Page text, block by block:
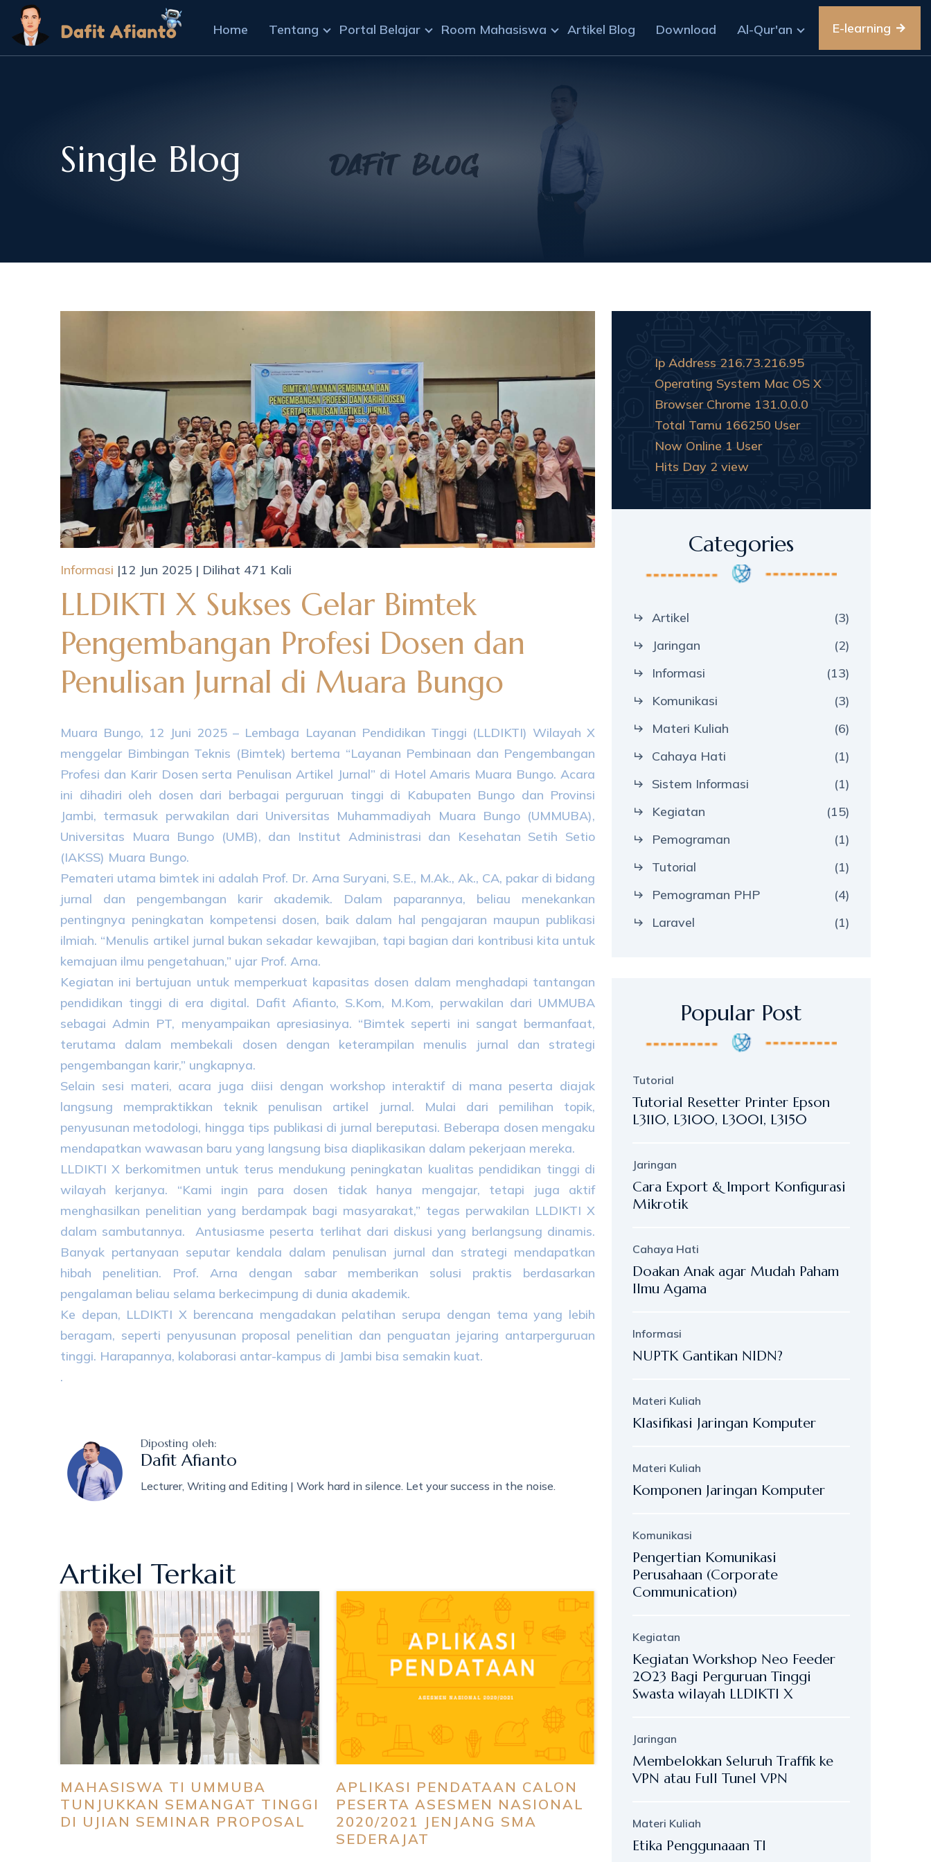
Home Tentang Portal Belajar Room Mahasiswa Artikel Blog Download Al-Qur'an E-learning
Single Blog
Informasi |12 Jun 2025 | Dilihat 471 Kali
LLDIKTI X Sukses Gelar Bimtek
Pengembangan Profesi Dosen dan
Penulisan Jurnal di Muara Bungo
Muara Bungo, 12 Juni 2025 – Lembaga Layanan Pendidikan Tinggi (LLDIKTI) Wilayah X
menggelar Bimbingan Teknis (Bimtek) bertema “Layanan Pembinaan dan Pengembangan
Profesi dan Karir Dosen serta Penulisan Artikel Jurnal” di Hotel Amaris Muara Bungo. Acara
ini dihadiri oleh dosen dari berbagai perguruan tinggi di Kabupaten Bungo dan Provinsi
Jambi, termasuk perwakilan dari Universitas Muhammadiyah Muara Bungo (UMMUBA),
Universitas Muara Bungo (UMB), dan Institut Administrasi dan Kesehatan Setih Setio
(IAKSS) Muara Bungo.
Pemateri utama bimtek ini adalah Prof. Dr. Arna Suryani, S.E., M.Ak., Ak., CA, pakar di bidang
jurnal dan pengembangan karir akademik. Dalam paparannya, beliau menekankan
pentingnya peningkatan kompetensi dosen, baik dalam hal pengajaran maupun publikasi
ilmiah. “Menulis artikel jurnal bukan sekadar kewajiban, tapi bagian dari kontribusi kita untuk
kemajuan ilmu pengetahuan,” ujar Prof. Arna.
Kegiatan ini bertujuan untuk memperkuat kapasitas dosen dalam menghadapi tantangan
pendidikan tinggi di era digital. Dafit Afianto, S.Kom, M.Kom, perwakilan dari UMMUBA
sebagai Admin PT, menyampaikan apresiasinya. “Bimtek seperti ini sangat bermanfaat,
terutama dalam membekali dosen dengan keterampilan menulis jurnal dan strategi
pengembangan karir,” ungkapnya.
Selain sesi materi, acara juga diisi dengan workshop interaktif di mana peserta diajak
langsung mempraktikkan teknik penulisan artikel jurnal. Mulai dari pemilihan topik,
penyusunan metodologi, hingga tips publikasi di jurnal bereputasi. Beberapa dosen mengaku
mendapatkan wawasan baru yang langsung bisa diaplikasikan dalam pekerjaan mereka.
LLDIKTI X berkomitmen untuk terus mendukung peningkatan kualitas pendidikan tinggi di
wilayah kerjanya. “Kami ingin para dosen tidak hanya mengajar, tetapi juga aktif
menghasilkan penelitian yang berdampak bagi masyarakat,” tegas perwakilan LLDIKTI X
dalam sambutannya. Antusiasme peserta terlihat dari diskusi yang berlangsung dinamis.
Banyak pertanyaan seputar kendala dalam penulisan jurnal dan strategi mendapatkan
hibah penelitian. Prof. Arna dengan sabar memberikan solusi praktis berdasarkan
pengalaman beliau selama berkecimpung di dunia akademik.
Ke depan, LLDIKTI X berencana mengadakan pelatihan serupa dengan tema yang lebih
beragam, seperti penyusunan proposal penelitian dan penguatan jejaring antarperguruan
tinggi. Harapannya, kolaborasi antar-kampus di Jambi bisa semakin kuat.
.
Diposting oleh:
Dafit Afianto
Lecturer, Writing and Editing | Work hard in silence. Let your success in the noise.
Artikel Terkait
MAHASISWA TI UMMUBA
TUNJUKKAN SEMANGAT TINGGI
DI UJIAN SEMINAR PROPOSAL
APLIKASI PENDATAAN CALON
PESERTA ASESMEN NASIONAL
2020/2021 JENJANG SMA
SEDERAJAT
Ip Address 216.73.216.95
Operating System Mac OS X
Browser Chrome 131.0.0.0
Total Tamu 166250 User
Now Online 1 User
Hits Day 2 view
Categories
Artikel
(3)
Jaringan
(2)
Informasi
(13)
Komunikasi
(3)
Materi Kuliah
(6)
Cahaya Hati
(1)
Sistem Informasi
(1)
Kegiatan
(15)
Pemograman
(1)
Tutorial
(1)
Pemograman PHP
(4)
Laravel
(1)
Popular Post
Tutorial
Tutorial Resetter Printer Epson
L3110, L3100, L3001, L3150
Jaringan
Cara Export & Import Konfigurasi
Mikrotik
Cahaya Hati
Doakan Anak agar Mudah Paham
Ilmu Agama
Informasi
NUPTK Gantikan NIDN?
Materi Kuliah
Klasifikasi Jaringan Komputer
Materi Kuliah
Komponen Jaringan Komputer
Komunikasi
Pengertian Komunikasi
Perusahaan (Corporate
Communication)
Kegiatan
Kegiatan Workshop Neo Feeder
2023 Bagi Perguruan Tinggi
Swasta wilayah LLDIKTI X
Jaringan
Membelokkan Seluruh Traffik ke
VPN atau Full Tunel VPN
Materi Kuliah
Etika Penggunaaan TI